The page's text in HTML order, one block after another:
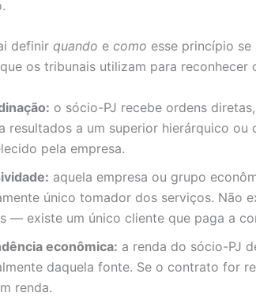
definir quando e como esse princípio se
os tribunais utilizam para reconhecer
o sócio-PJ recebe ordens
resultados a um superior hierárquico ou
pela empresa.
aquela empresa ou grupo
único tomador dos serviços. Não
— existe um único cliente que paga a
econômica: a renda do sócio-PJ
daquela fonte. Se o contrato for
renda.